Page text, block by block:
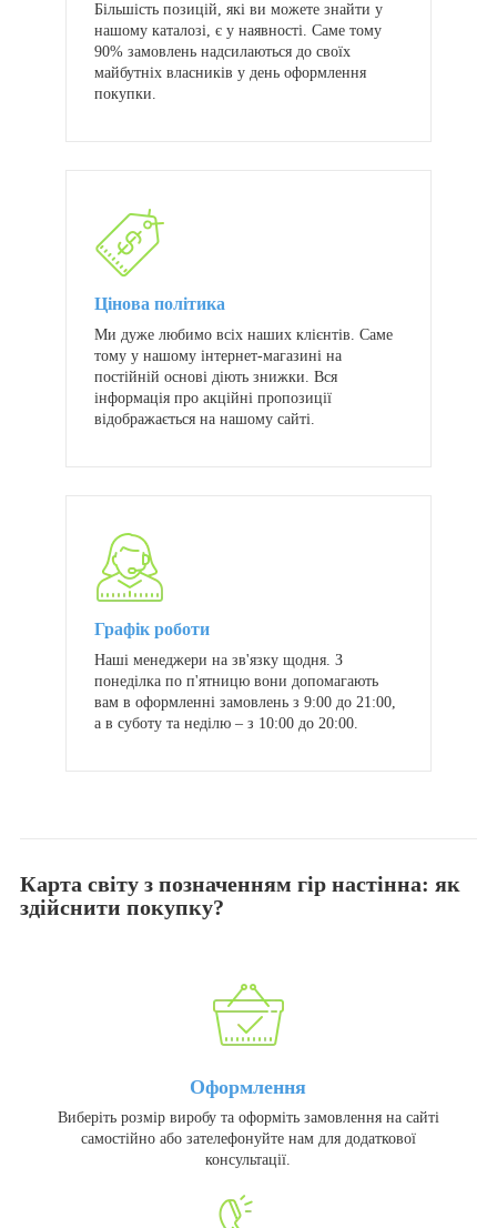
Більшість позицій, які ви можете знайти у
нашому каталозі, є у наявності. Саме тому
90% замовлень надсилаються до своїх
майбутніх власників у день оформлення
покупки.
Цінова політика
Ми дуже любимо всіх наших клієнтів. Саме
тому у нашому інтернет-магазині на
постійній основі діють знижки. Вся
інформація про акційні пропозиції
відображається на нашому сайті.
Графік роботи
Наші менеджери на зв'язку щодня. З
понеділка по п'ятницю вони допомагають
вам в оформленні замовлень з 9:00 до 21:00,
а в суботу та неділю – з 10:00 до 20:00.
Карта світу з позначенням гір настінна: як
здійснити покупку?
Оформлення
Виберіть розмір виробу та оформіть замовлення на сайті
самостійно або зателефонуйте нам для додаткової
консультації.